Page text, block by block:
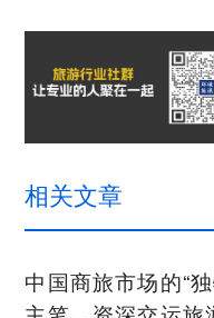
相关文章
中国商旅市场的“